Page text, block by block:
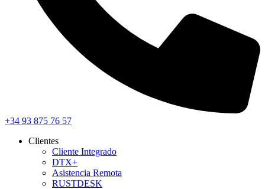
+34 93 875 76 57
Clientes
Cliente Integrado
DTX+
Asistencia Remota
RUSTDESK